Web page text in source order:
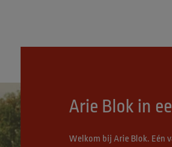
Arie Blok in
Welkom bij Arie Blok. Eén